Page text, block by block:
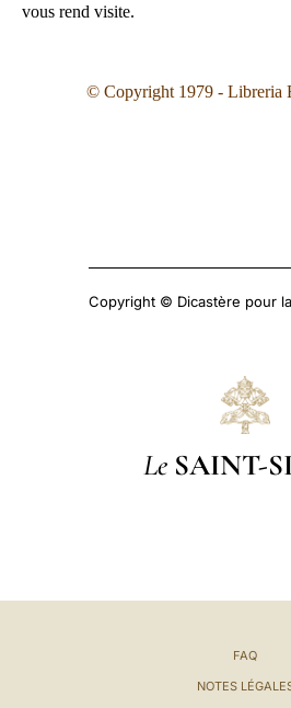
vous rend visite.
© Copyright 1979 - Libreria
Copyright © Dicastère pour
Le SAINT-
FAQ
NOTES